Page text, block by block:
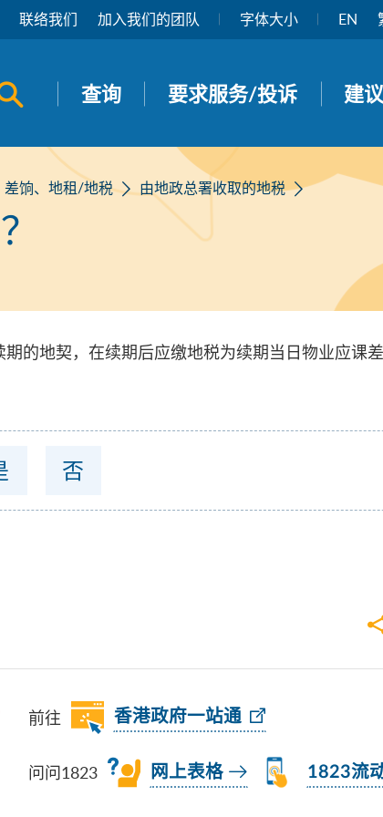
联络我们 加入我们的团队 字体大小 EN
启搜寻面板
查询 要求服务/投诉 建议
差饷、地租/地税 由地政总署收取的地税
的地契，在续期后应缴地税为续期当日物业应课
否
前往 香港政府一站通
问问1823 网上表格 1823流